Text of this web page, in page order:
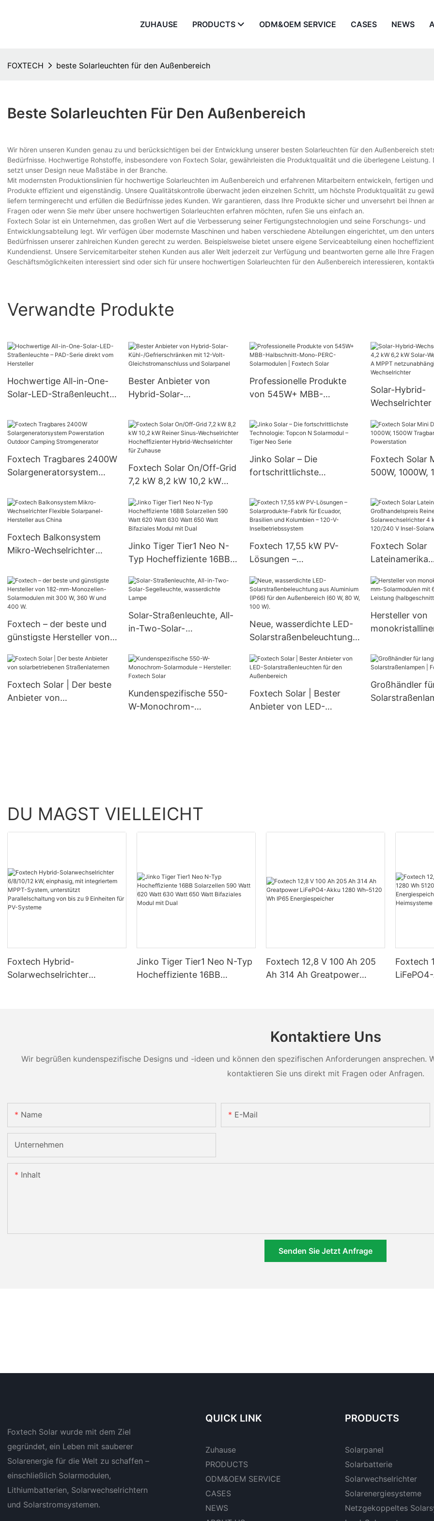
ZUHAUSE PRODUCTS ODM&OEM SERVICE CASES NEWS
FOXTECH beste Solarleuchten für den Außenbereich
Beste Solarleuchten Für Den Außenbereich
Wir hören unseren Kunden genau zu und berücksichtigen bei der Entwicklung unserer besten Solarleuchten für den Außenbereich
Bedürfnisse. Hochwertige Rohstoffe, insbesondere von Foxtech Solar, gewährleisten die Produktqualität und die überlegene Leistung.
setzt unser Design neue Maßstäbe in der Branche.
Mit modernsten Produktionslinien für hochwertige Solarleuchten im Außenbereich und erfahrenen Mitarbeitern entwickeln, fertigen
Produkte effizient und eigenständig. Unsere Qualitätskontrolle überwacht jeden einzelnen Schritt, um höchste Produktqualität zu
liefern termingerecht und erfüllen die Bedürfnisse jedes Kunden. Wir garantieren, dass Ihre Produkte sicher und unversehrt bei Ihnen
Fragen oder wenn Sie mehr über unsere hochwertigen Solarleuchten erfahren möchten, rufen Sie uns einfach an.
Foxtech Solar ist ein Unternehmen, das großen Wert auf die Verbesserung seiner Fertigungstechnologien und seine Forschungs- und
Entwicklungsabteilung legt. Wir verfügen über modernste Maschinen und haben verschiedene Abteilungen eingerichtet, um den
Bedürfnissen unserer zahlreichen Kunden gerecht zu werden. Beispielsweise bietet unsere eigene Serviceabteilung einen
Kundendienst. Unsere Servicemitarbeiter stehen Kunden aus aller Welt jederzeit zur Verfügung und beantworten gerne alle Ihre
Geschäftsmöglichkeiten interessiert sind oder sich für unsere hochwertigen Solarleuchten für den Außenbereich interessieren,
Verwandte Produkte
Hochwertige All-in-One-
Solar-LED-Straßenleuchte
Hersteller
Bester Anbieter von
Hybrid-Solar-
mit 12-Volt-
Gleichstromanschluss und
Solarpanel
Professionelle Produkte
von 545W+ MBB-
Solarmodulen | Foxtech
Solar
Solar-Hybrid-
Wechselrichter
Wechselrichter
MPPT
Solar-
Foxtech Tragbares 2400W
Solargeneratorsystem
Camping Stromgenerator
Foxtech Solar On/Off-Grid
7,2 kW 8,2 kW 10,2 kW
Wechselrichter
Hocheffizienter Hybrid-
Wechselrichter für
Zuhause
Jinko Solar – Die
fortschrittlichste
Solarmodul – Tiger Neo
Serie
Foxtech Solar
500W, 1000W,
Powerstation
Foxtech Balkonsystem
Mikro-Wechselrichter
Hersteller aus China
Jinko Tiger Tier1 Neo N-
Typ Hocheffiziente 16BB
Watt 630 Watt 650 Watt
Bifaziales Modul mit Dual
Foxtech 17,55 kW PV-
Lösungen –
Ecuador, Brasilien und
Kolumbien – 120-V-
Inselbetriebssystem
Foxtech Solar
Lateinamerika
Sinus-
4 kW 6 kW 48
V Insel-
Foxtech – der beste und
günstigste Hersteller von
Solarmodulen mit 300 W,
Solar-Straßenleuchte, All-
in-Two-Solar-
wasserdichte Lampe
Neue, wasserdichte LED-
Solarstraßenbeleuchtung
den Außenbereich (60 W,
80 W, 100 W).
Hersteller von
und 670 W
Zellen)
Foxtech Solar | Der beste
Anbieter von
Kundenspezifische 550-
W-Monochrom-
Foxtech Solar | Bester
Anbieter von LED-
Großhändler
DU MAGST VIELLEICHT
Foxtech Hybrid-
Solarwechselrichter
Jinko Tiger Tier1 Neo N-Typ
Hocheffiziente 16BB
Foxtech 12,8 V 100 Ah 205
Ah 314 Ah Greatpower
Foxtech
Kontaktiere Uns
Wir begrüßen kundenspezifische Designs und -ideen und können den spezifischen Anforderungen ansprechen.
kontaktieren Sie uns direkt mit Fragen oder Anfragen.
Name E-Mail
Unternehmen
Inhalt
Senden Sie Jetzt Anfrage
Foxtech Solar wurde mit dem Ziel
gegründet, ein Leben mit sauberer
Solarenergie für die Welt zu schaffen –
einschließlich Solarmodulen,
Lithiumbatterien, Solarwechselrichtern
und Solarstromsystemen.
QUICK LINK
Zuhause
PRODUCTS
ODM&OEM SERVICE
CASES
NEWS
PRODUCTS
Solarpanel
Solarbatterie
Solarwechselrichter
Solarenergiesysteme
Netzgekoppeltes